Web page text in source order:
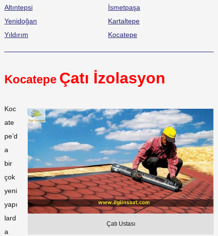
Altıntepsi
İsmetpaşa
Yenidoğan
Kartaltepe
Yıldırım
Kocatepe
Kocatepe Çatı İzolasyon
Çatı Ustası
Koc
ate
pe’d
a
bir
çok
yeni
yapı
lard
a